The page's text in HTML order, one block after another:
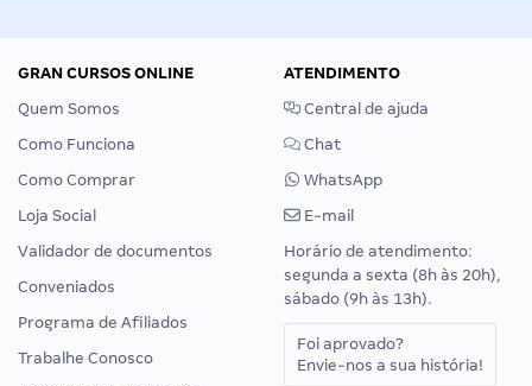
GRAN CURSOS ONLINE
Quem Somos
Como Funciona
Como Comprar
Loja Social
Validador de documentos
Conveniados
Programa de Afiliados
Trabalhe Conosco
ATENDIMENTO
Central de ajuda
Chat
WhatsApp
E-mail
Horário de atendimento:
segunda a sexta (8h às 20h),
sábado (9h às 13h).
Foi aprovado?
Envie-nos a sua história!